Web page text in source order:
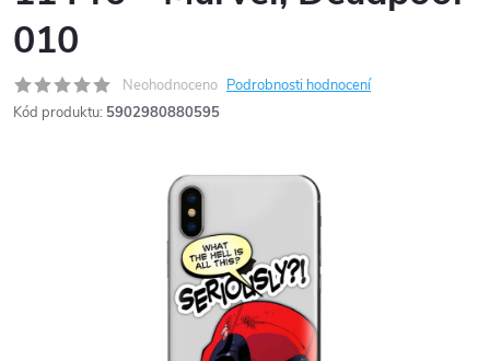
010
Neohodnoceno Podrobnosti hodnocení
Kód produktu: 5902980880595